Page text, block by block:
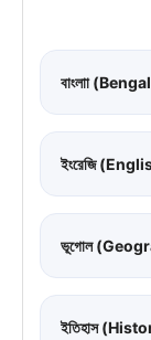
বাংলাা
ইংরেজি
ভূগোল
ইতিহাস